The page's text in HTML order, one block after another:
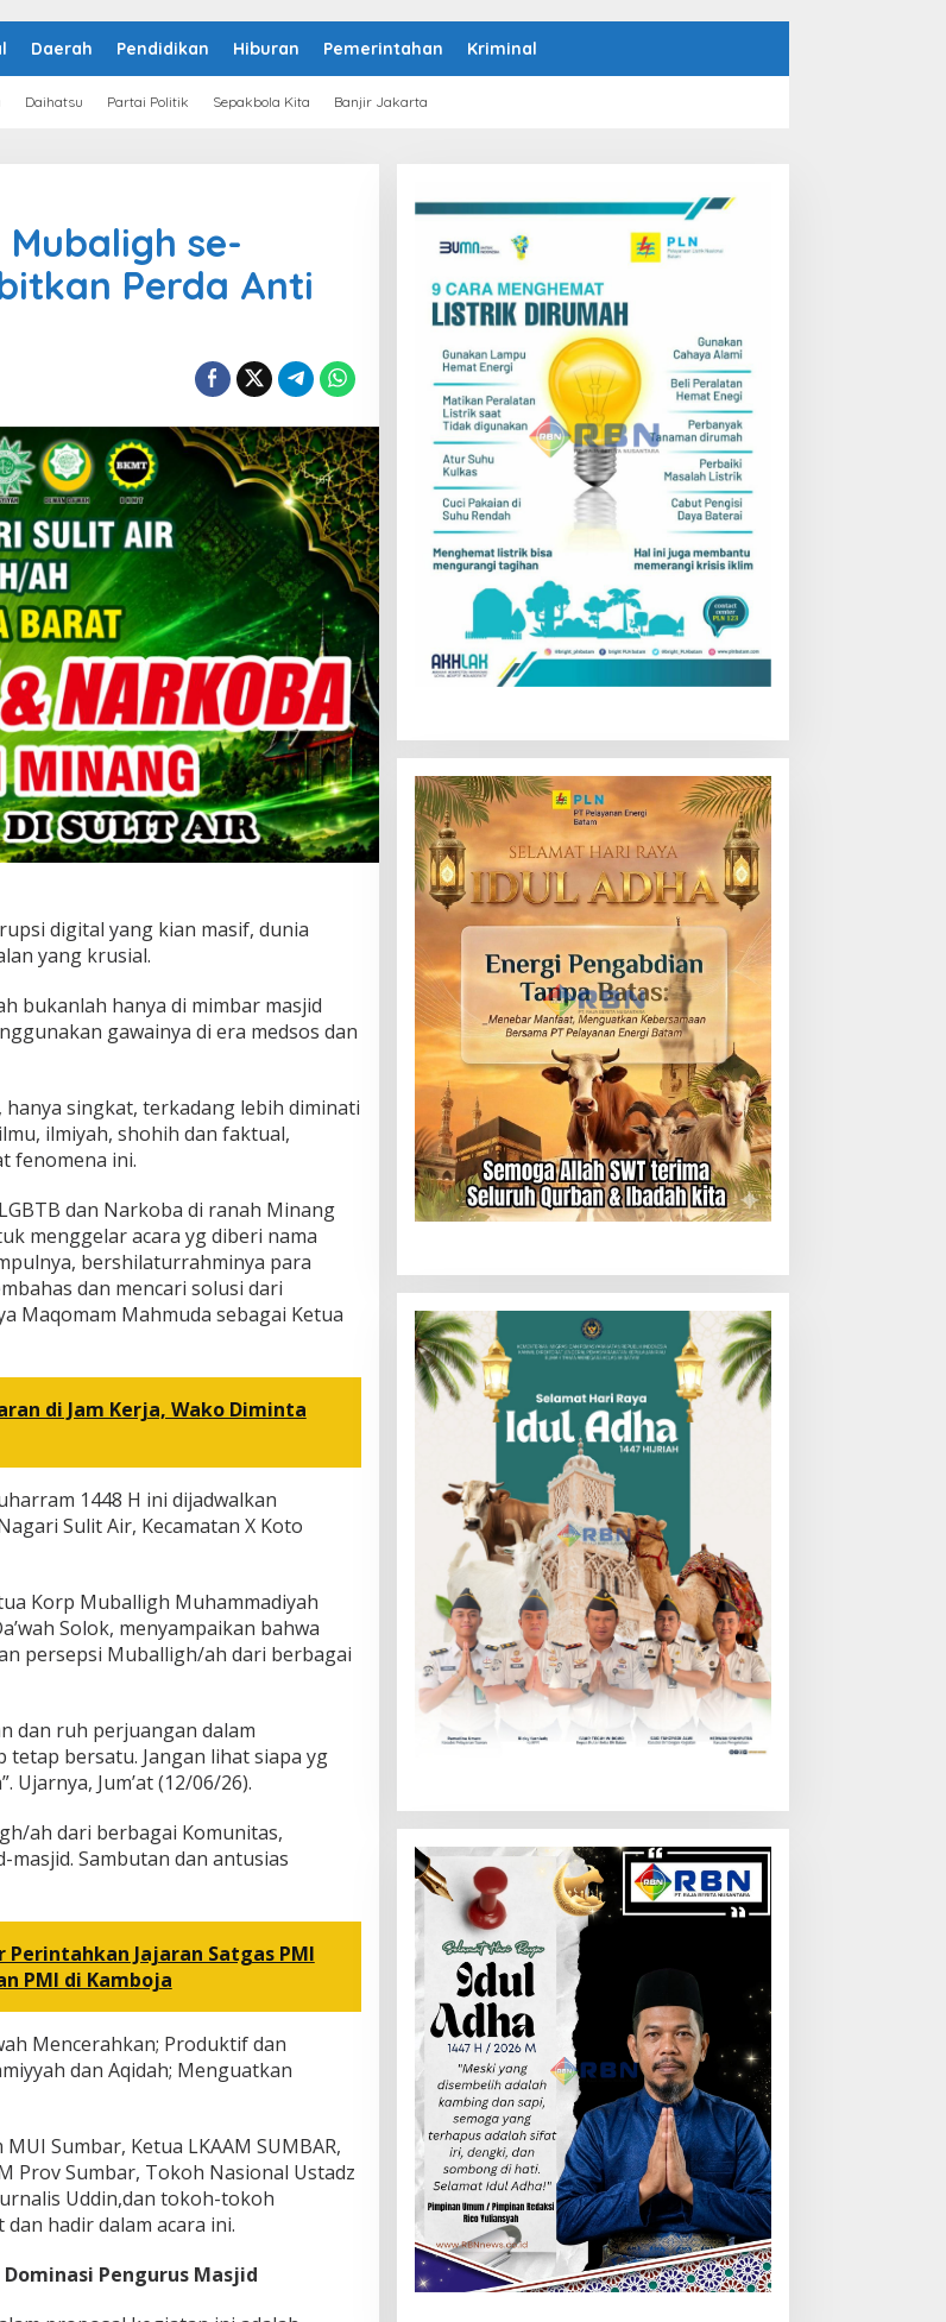
Daerah Pendidikan Hiburan Pemerintahan Kriminal
Daihatsu Partai Politik Sepakbola Kita Banjir Jakarta
se-
Perda Anti
digital yang kian masif, dunia
yang krusial.
bukanlah hanya di mimbar masjid
gawainya di era medsos dan
singkat, terkadang lebih diminati
ilmiyah, shohih dan faktual,
fenomena ini.
dan Narkoba di ranah Minang
menggelar acara yg diberi nama
bershilaturrahminya para
dan mencari solusi dari
Maqomam Mahmuda sebagai Ketua
di Jam Kerja, Wako Diminta
1448 H ini dijadwalkan
Sulit Air, Kecamatan X Koto
Korp Muballigh Muhammadiyah
Solok, menyampaikan bahwa
persepsi Muballigh/ah dari berbagai
dan ruh perjuangan dalam
tetap bersatu. Jangan lihat siapa yg
Jum’at (12/06/26).
ah dari berbagai Komunitas,
masjid. Sambutan dan antusias
Perintahkan Jajaran Satgas PMI
PMI di Kamboja
Mencerahkan; Produktif dan
dan Aqidah; Menguatkan
Sumbar, Ketua LKAAM SUMBAR,
Prov Sumbar, Tokoh Nasional Ustadz
Uddin,dan tokoh-tokoh
hadir dalam acara ini.
Pengurus Masjid